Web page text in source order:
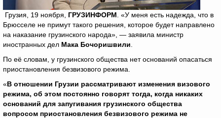
Грузия, 19 ноября, ГРУЗИНФОРМ . «У меня есть надежда, что в
Брюсселе не примут такого решения, которое будет направлено
на наказание грузинского народа», — заявила министр
иностранных дел Мака Бочоришвили
По её словам, у грузинского общества нет оснований опасаться
приостановления безвизового режима.
«В отношении Грузии рассматривают изменения визового
режима, об этом постоянно говорят тогда, когда никаких
оснований для запугивания грузинского общества
вопросом приостановления безвизового режима не